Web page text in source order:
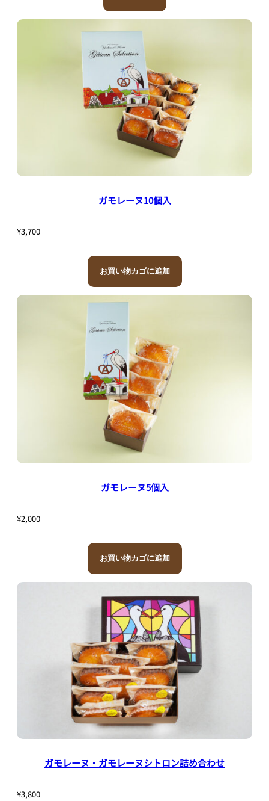
ガモレーヌ10個入
¥3,700
お買い物カゴに追加
ガモレーヌ5個入
¥2,000
お買い物カゴに追加
ガモレーヌ・ガモレーヌシトロン詰め合わせ
¥3,800